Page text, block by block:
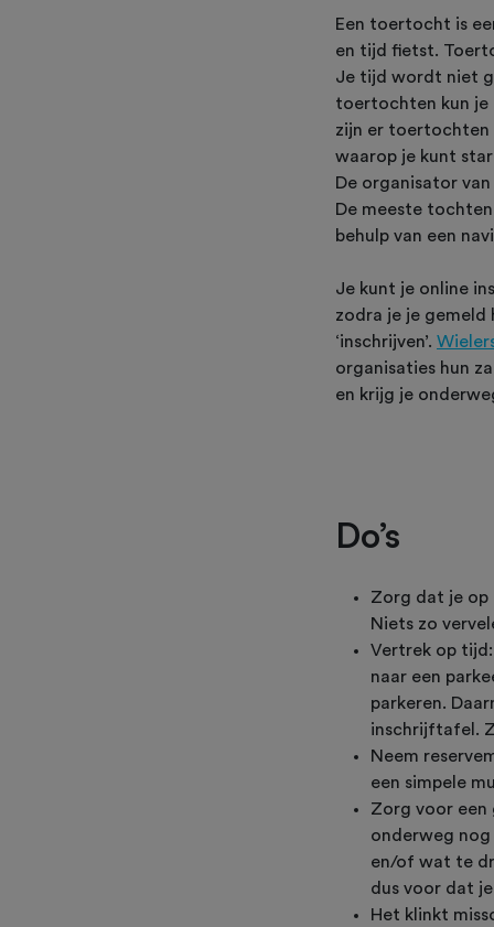
Een toertocht is
en tijd fietst.
Je tijd wordt niet
toertochten kun je
zijn er toertochten
waarop je kunt
De organisator
De meeste
behulp van een
Je kunt je online
zodra je je
‘inschrijven’.
organisaties hun
en krijg je
Do’s
Zorg dat je op
Niets zo
Vertrek op
naar een
parkeren.
inschrijftafel.
Neem
een simpele
Zorg voor een
onderweg nog
en/of wat te
dus voor dat
Het klinkt